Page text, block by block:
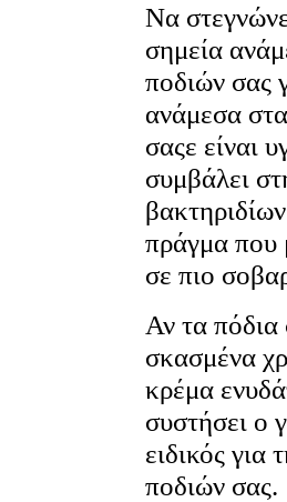
Να
σημεία
ποδιών σας
ανάμεσα
σαςε είναι
συμβάλει
πράγμα που
σε πιο
Αν τα πόδια
σκασμένα
κρέμα
συστήσει ο
ειδικός για
ποδιών σας.